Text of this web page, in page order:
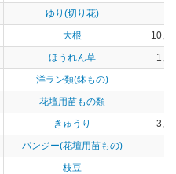
ゆり(切り花)
大根
ほうれん草
洋ラン類(鉢もの)
花壇用苗もの類
きゅうり
パンジー(花壇用苗もの)
枝豆